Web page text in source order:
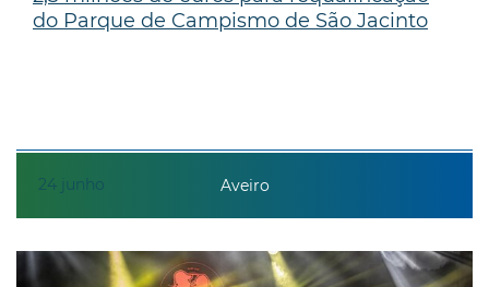
24 junho
do Parque de Campismo de São Jacinto
Aveiro